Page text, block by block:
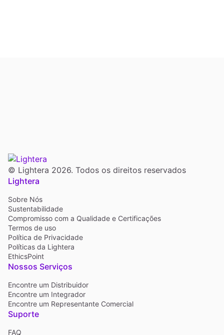
© Lightera 2026. Todos os direitos reservados
Lightera
Sobre Nós
Sustentabilidade
Compromisso com a Qualidade e Certificações
Termos de uso
Política de Privacidade
Políticas da Lightera
EthicsPoint
Nossos Serviços
Encontre um Distribuidor
Encontre um Integrador
Encontre um Representante Comercial
Suporte
FAQ